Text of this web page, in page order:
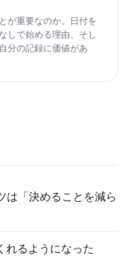
が重要なのか。日付を
しで始める理由、そし
分の記録に価値があ
は「決めることを減ら
れるようになった